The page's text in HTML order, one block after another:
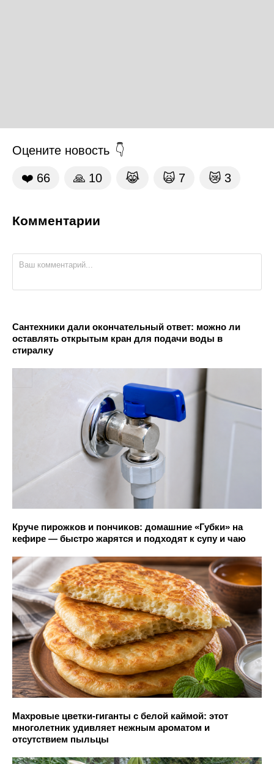
Оцените новость
❤️ 66 🙏 10 😹 🙀 7 😿 3
Комментарии
Сантехники дали окончательный ответ: можно ли
оставлять открытым кран для подачи воды в
стиралку
Круче пирожков и пончиков: домашние «Губки» на
кефире — быстро жарятся и подходят к супу и чаю
Махровые цветки-гиганты с белой каймой: этот
многолетник удивляет нежным ароматом и
отсутствием пыльцы